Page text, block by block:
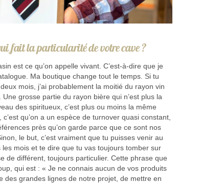
fait la particularité de votre cave ?
est ce qu’on appelle vivant. C’est-à-dire que je
Ma boutique change tout le temps. Si tu
mois, j’ai probablement la moitié du rayon vin
Une grosse partie du rayon bière qui n’est plus la
des spiritueux, c’est plus ou moins la même
c’est qu’on a un espèce de turnover quasi constant,
près qu’on garde parce que ce sont nos
le but, c’est vraiment que tu puisses venir au
les mois et te dire que tu vas toujours tomber sur
de différent, toujours particulier. Cette phrase que
qui est : « Je ne connais aucun de vos produits
des grandes lignes de notre projet, de mettre en